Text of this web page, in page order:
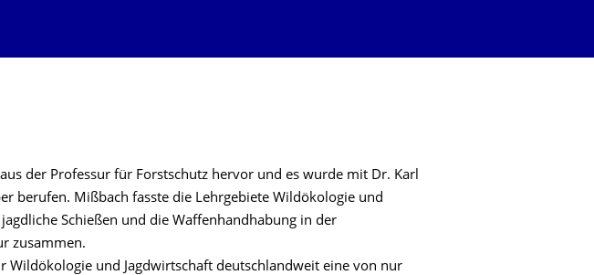
der Professur für Forstschutz hervor und es wurde mit Dr. Karl
berufen. Mißbach fasste die Lehrgebiete Wildökologie und
jagdliche Schießen und die Waffenhandhabung in der
zusammen.
Wildökologie und Jagdwirtschaft deutschlandweit eine von nur